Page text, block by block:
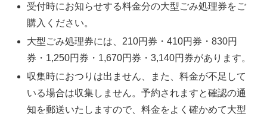
受付時にお知らせする料金分の大型ごみ処理券をご
購入ください。
大型ごみ処理券には、210円券・410円券・830円
券・1,250円券・1,670円券・3,140円券があります。
収集時におつりは出ません、また、料金が不足して
いる場合は収集しません。予約されますと確認の通
知を郵送いたしますので、料金をよく確かめて大型